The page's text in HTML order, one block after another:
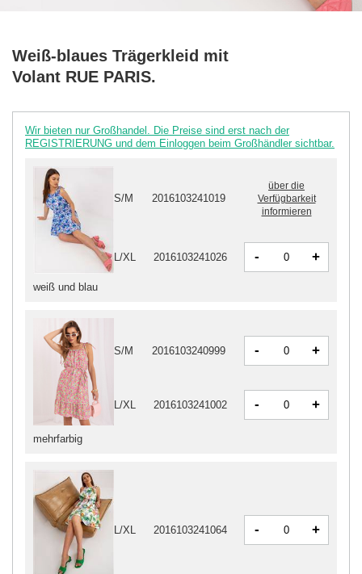
Weiß-blaues Trägerkleid mit
Volant RUE PARIS.
Wir bieten nur Großhandel. Die Preise sind erst nach der
REGISTRIERUNG und dem Einloggen beim Großhändler sichtbar.
mehrfarbig
S/M 2016103240999 - +
L/XL 2016103241002 - +
weiß und blau
S/M 2016103241019
über die
Verfügbarkeit
informieren
L/XL 2016103241026 - +
L/XL 2016103241064 - +